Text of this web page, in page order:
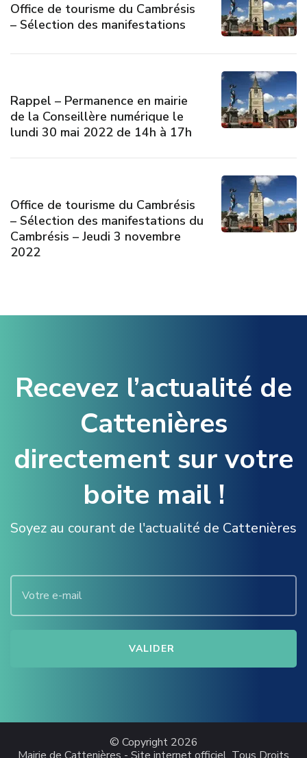
Office de tourisme du Cambrésis
– Sélection des manifestations
Rappel – Permanence en mairie
de la Conseillère numérique le
lundi 30 mai 2022 de 14h à 17h
Office de tourisme du Cambrésis
– Sélection des manifestations du
Cambrésis – Jeudi 3 novembre
2022
Recevez l’actualité de
Cattenières
directement sur votre
boite mail !
Soyez au courant de l'actualité de Cattenières
© Copyright 2026